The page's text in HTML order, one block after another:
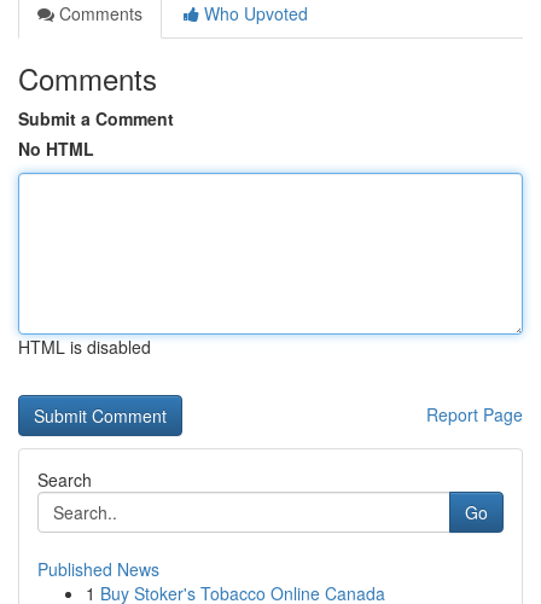
Comments
Who Upvoted
Comments
Submit a Comment
No HTML
HTML is disabled
Report Page
Search
Go
Published News
1 Buy Stoker's Tobacco Online Canada